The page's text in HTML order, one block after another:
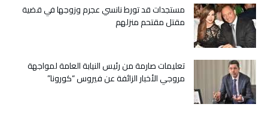
الناظور
مغلقة
مستجدات قد تورط نانسي عجرم وزوجها في قضية
مقتل مقتحم منزلهم
تعليمات صارمة من رئيس النيابة العامة لمواجهة
مروجي الأخبار الزائفة عن فيروس “كورونا”